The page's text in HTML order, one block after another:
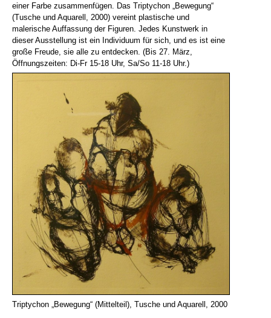
einer Farbe zusammenfügen. Das Triptychon „Bewegung“
(Tusche und Aquarell, 2000) vereint plastische und
malerische Auffassung der Figuren. Jedes Kunstwerk in
dieser Ausstellung ist ein Individuum für sich, und es ist eine
große Freude, sie alle zu entdecken. (Bis 27. März,
Öffnungszeiten: Di-Fr 15-18 Uhr, Sa/So 11-18 Uhr.)
Triptychon „Bewegung“ (Mittelteil), Tusche und Aquarell, 2000